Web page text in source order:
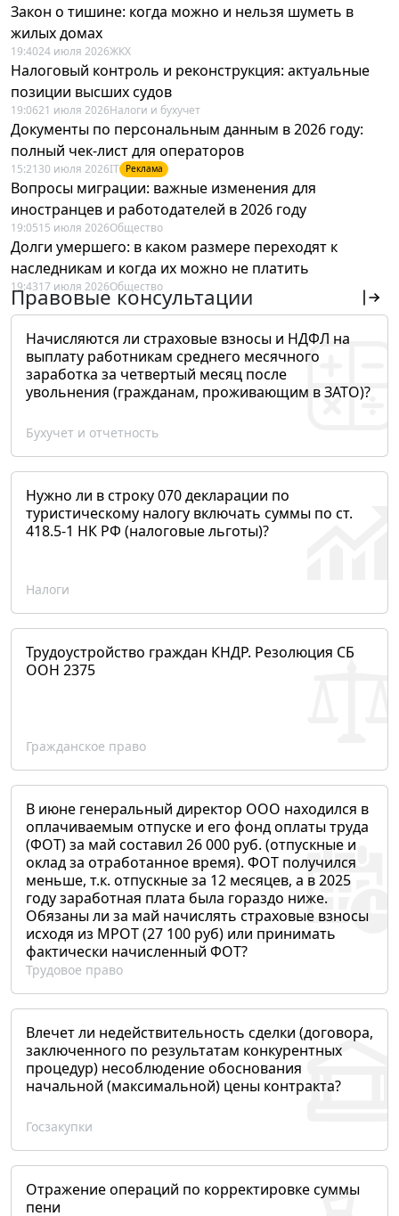
Закон о тишине: когда можно и нельзя шуметь в
жилых домах
19:4024 июля 2026ЖКХ
Налоговый контроль и реконструкция: актуальные
позиции высших судов
19:0621 июля 2026Налоги и бухучет
Документы по персональным данным в 2026 году:
полный чек-лист для операторов
15:21 30 июля 2026IT Реклама
Вопросы миграции: важные изменения для
иностранцев и работодателей в 2026 году
19:0515 июля 2026Общество
Долги умершего: в каком размере переходят к
наследникам и когда их можно не платить
19:4317 июля 2026Общество
Правовые консультации
Начисляются ли страховые взносы и НДФЛ на
выплату работникам среднего месячного
заработка за четвертый месяц после
увольнения (гражданам, проживающим в ЗАТО)?
Бухучет и отчетность
Нужно ли в строку 070 декларации по
туристическому налогу включать суммы по ст.
418.5-1 НК РФ (налоговые льготы)?
Налоги
Трудоустройство граждан КНДР. Резолюция СБ
ООН 2375
Гражданское право
В июне генеральный директор ООО находился в
оплачиваемым отпуске и его фонд оплаты труда
(ФОТ) за май составил 26 000 руб. (отпускные и
оклад за отработанное время). ФОТ получился
меньше, т.к. отпускные за 12 месяцев, а в 2025
году заработная плата была гораздо ниже.
Обязаны ли за май начислять страховые взносы
исходя из МРОТ (27 100 руб) или принимать
фактически начисленный ФОТ?
Трудовое право
Влечет ли недействительность сделки (договора,
заключенного по результатам конкурентных
процедур) несоблюдение обоснования
начальной (максимальной) цены контракта?
Госзакупки
Отражение операций по корректировке суммы
пени